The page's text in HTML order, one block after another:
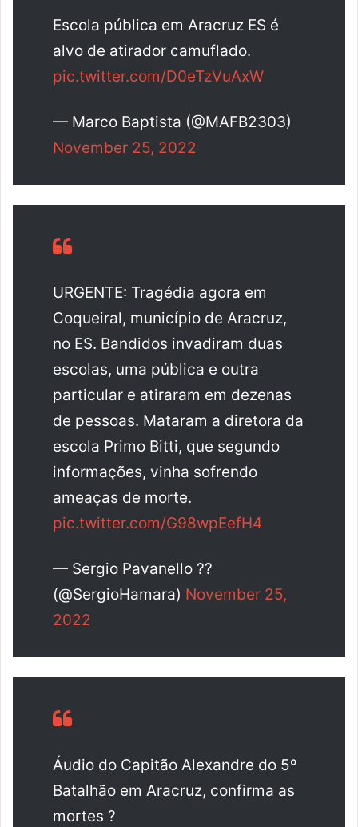
Escola pública em Aracruz ES é
alvo de atirador camuflado.
pic.twitter.com/D0eTzVuAxW
— Marco Baptista (@MAFB2303)
November 25, 2022
URGENTE: Tragédia agora em
Coqueiral, município de Aracruz,
no ES. Bandidos invadiram duas
escolas, uma pública e outra
particular e atiraram em dezenas
de pessoas. Mataram a diretora da
escola Primo Bitti, que segundo
informações, vinha sofrendo
ameaças de morte.
pic.twitter.com/G98wpEefH4
— Sergio Pavanello ??
(@SergioHamara) November 25,
2022
Áudio do Capitão Alexandre do 5º
Batalhão em Aracruz, confirma as
mortes ?